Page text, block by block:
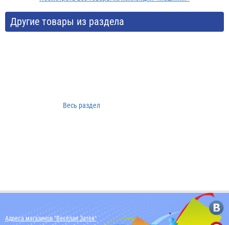
Другие товары из раздела
Весь раздел
Адреса магазинов "Весёлая Затея"